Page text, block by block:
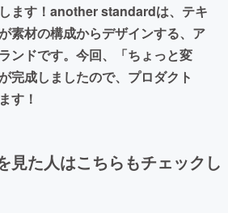
ます！another standardは、テキ
素材の構成からデザインする、ア
ンドです。今回、「ちょっと変
完成しましたので、プロダクト
す！
見た人はこちらもチェックし